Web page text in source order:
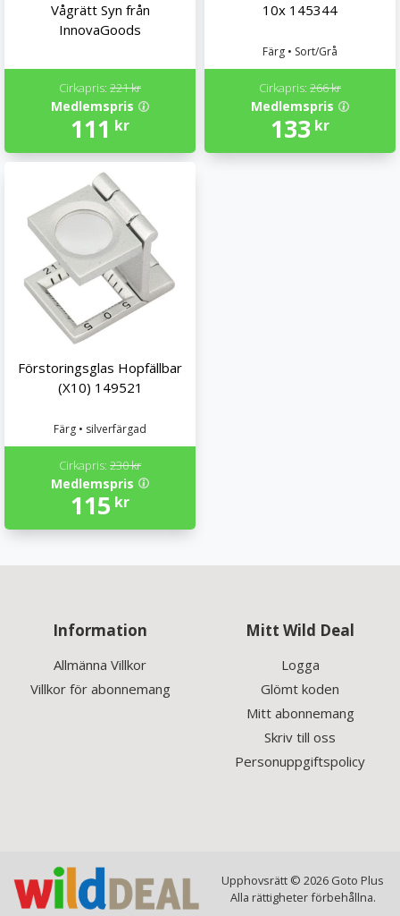
Vågrätt Syn från
InnovaGoods
Medlemspris
111 kr
Cirkapris: 221 kr
10x 145344
Färg • Sort/Grå
Medlemspris
133 kr
Cirkapris: 266 kr
Förstoringsglas Hopfällbar
(X10) 149521
Färg • silverfärgad
Medlemspris
115 kr
Cirkapris: 230 kr
Information
Allmänna Villkor
Villkor för abonnemang
Mitt Wild Deal
Logga
Glömt koden
Mitt abonnemang
Skriv till oss
Personuppgiftspolicy
Upphovsrätt © 2026 Goto Plus
Alla rättigheter förbehållna.